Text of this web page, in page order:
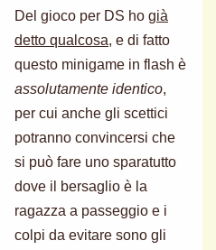
Del gioco per DS ho già
detto qualcosa, e di fatto
questo minigame in flash è
assolutamente identico,
per cui anche gli scettici
potranno convincersi che
si può fare uno sparatutto
dove il bersaglio è la
ragazza a passeggio e i
colpi da evitare sono gli